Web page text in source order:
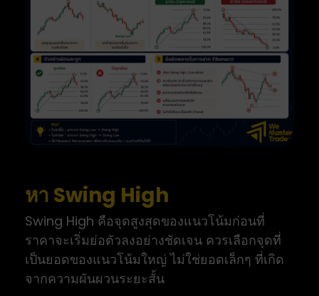
หา Swing High
Swing High คือจุดสูงสุดของแนวโน้มก่อนที่
ราคาจะเริ่มย่อตัวลงอย่างชัดเจน ควรเลือกจุดที่
เป็นยอดของแนวโน้มใหญ่ ไม่ใช่ยอดเล็กๆ ที่เกิด
จากความผันผวนระยะสั้น